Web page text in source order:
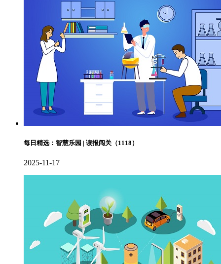
每日精选：智慧乐园 | 读报闯关（1118）
2025-11-17